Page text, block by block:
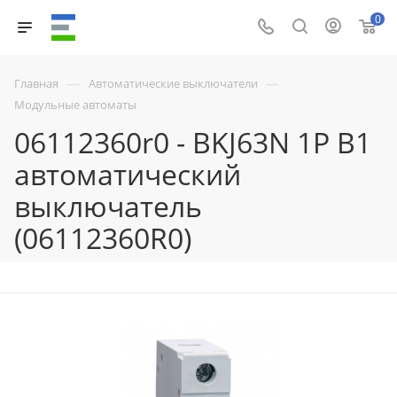
0
Главная — Автоматические выключатели —
Модульные автоматы
06112360r0 - BKJ63N 1P B1
автоматический
выключатель
(06112360R0)